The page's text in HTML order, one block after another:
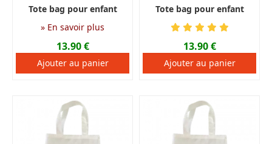
Tote bag pour enfant
personnalisé en tissu
imperméable
» En savoir plus
13.90 €
Tote bag pour enfant
personnalisé en tissu
imperméable
13.90 €